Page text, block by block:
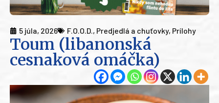
5 júla, 2026 F.O.O.D., Predjedlá a chuťovky, Prílohy
Toum (libanonská
cesnaková omáčka)